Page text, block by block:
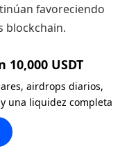
favoreciendo
blockchain.
10,000 USDT
airdrops diarios,
una liquidez completa